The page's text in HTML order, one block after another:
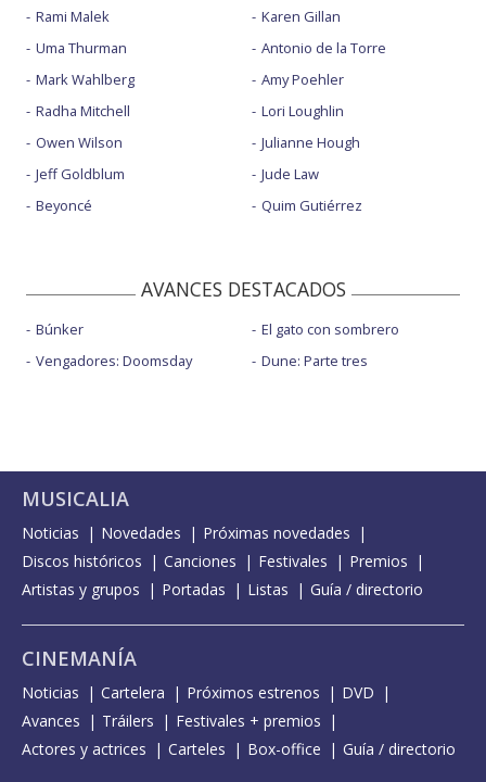
Rami Malek
Uma Thurman
Mark Wahlberg
Radha Mitchell
Owen Wilson
Jeff Goldblum
Beyoncé
Karen Gillan
Antonio de la Torre
Amy Poehler
Lori Loughlin
Julianne Hough
Jude Law
Quim Gutiérrez
AVANCES DESTACADOS
Búnker
Vengadores: Doomsday
El gato con sombrero
Dune: Parte tres
MUSICALIA
Noticias Novedades
Próximas novedades
Discos históricos
Canciones Festivales
Premios
Artistas y grupos
Portadas Listas Guía / directorio
CINEMANÍA
Noticias Cartelera Próximos estrenos
DVD
Avances
Tráilers
Festivales + premios
Actores y actrices
Carteles Box-office Guía / directorio